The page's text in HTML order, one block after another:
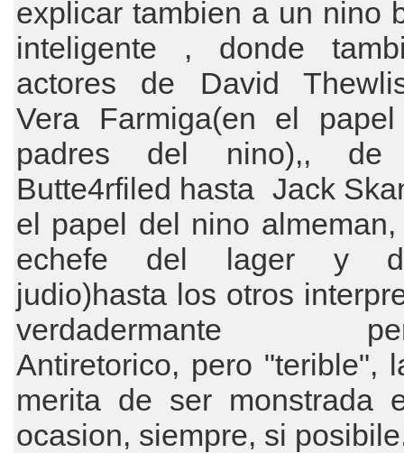
explicar tambien a un nino
inteligente , donde
actores de David
Vera Farmiga(en el
padres del nino),,
Butte4rfiled hasta Jack
el papel del nino
echefe del lager y
judio)hasta los otros
verdadermante
Antiretorico, pero "terible",
merita de ser monstrada
ocasion, siempre, si